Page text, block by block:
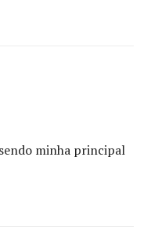
minha principal